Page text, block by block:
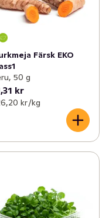
Färsk EKO
50 g
kr
kr /kg